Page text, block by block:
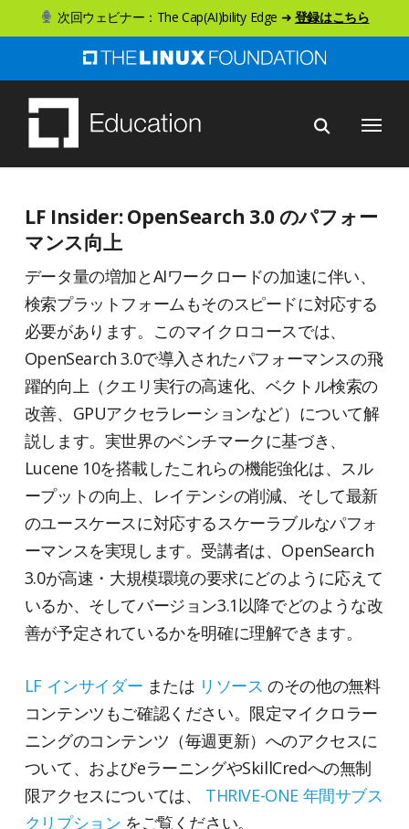
キ
次回ウェビナー：The Cap(AI)bility Edge ➜ 登録はこちら
メニュー
LF Insider: OpenSearch 3.0 のパフォー
マンス向上
データ量の増加とAIワークロードの加速に伴い、
検索プラットフォームもそのスピードに対応する
必要があります。このマイクロコースでは、
OpenSearch 3.0で導入されたパフォーマンスの飛
躍的向上（クエリ実行の高速化、ベクトル検索の
改善、GPUアクセラレーションなど）について解
説します。実世界のベンチマークに基づき、
Lucene 10を搭載したこれらの機能強化は、スル
ープットの向上、レイテンシの削減、そして最新
のユースケースに対応するスケーラブルなパフォ
ーマンスを実現します。受講者は、OpenSearch
3.0が高速・大規模環境の要求にどのように応えて
いるか、そしてバージョン3.1以降でどのような改
善が予定されているかを明確に理解できます。
LF インサイダー または リソース のその他の無料
コンテンツもご確認ください。限定マイクロラー
ニングのコンテンツ（毎週更新）へのアクセスに
ついて、およびeラーニングやSkillCredへの無制
限アクセスについては、
THRIVE-ONE 年間サブス
クリプション をご覧ください。